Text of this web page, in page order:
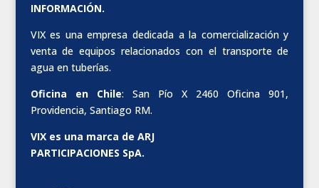
INFORMACIÓN.
VIX es una empresa dedicada a la comercialización y
venta de equipos relacionados con el transporte de
agua en tuberías.
Oficina en Chile: San Pío X 2460 Oficina 901,
Providencia, Santiago RM.
VIX es una marca de ARJ
PARTICIPACIONES SpA.